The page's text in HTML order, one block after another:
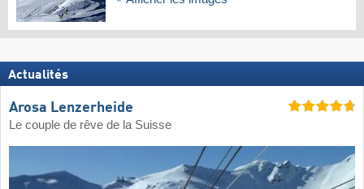
Actualités
Arosa Lenzerheide
Le couple de rêve de la Suisse